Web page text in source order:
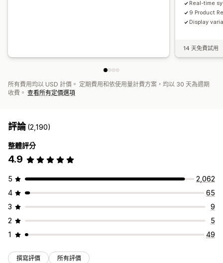
Real-time
9 Product
Display
14 天免費試用
所有費用均以 USD 計價。 定期費用和依使用量計費方案，均以 30 天為週期
收費。 查看所有定價選項
評論(2,190)
整體評分
4.9
5
2,062
4
65
3
9
2
5
1
49
撰寫評價 所有評價